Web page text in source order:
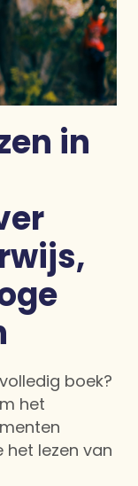
in
boek?
het
het lezen van